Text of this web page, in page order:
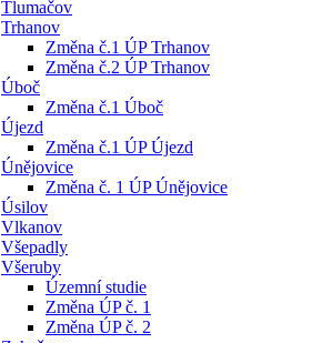
Tlumačov
Trhanov
Změna č.1 ÚP Trhanov
Změna č.2 ÚP Trhanov
Úboč
Změna č.1 Úboč
Újezd
Změna č.1 ÚP Újezd
Únějovice
Změna č. 1 ÚP Únějovice
Úsilov
Vlkanov
Všepadly
Všeruby
Územní studie
Změna ÚP č. 1
Změna ÚP č. 2